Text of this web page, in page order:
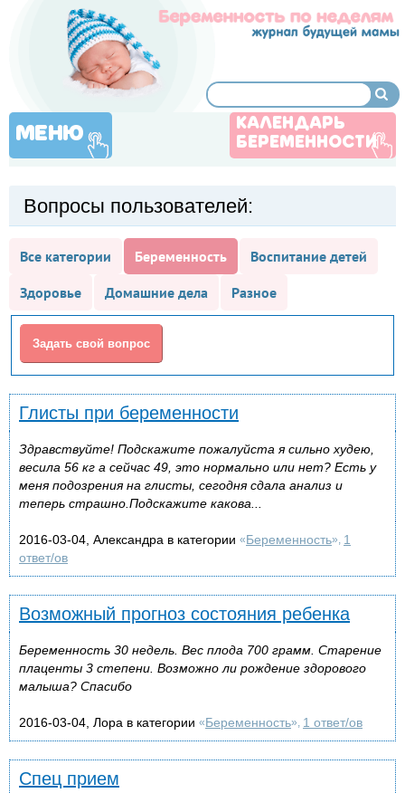
МЕНЮ
КАЛЕНДАРЬ
БЕРЕМЕННОСТИ
Вопросы пользователей:
Все категории Беременность
Воспитание детей
Здоровье
Домашние дела Разное
Задать свой вопрос
Глисты при беременности
Здравствуйте! Подскажите пожалуйста я сильно худею,
весила 56 кг а сейчас 49, это нормально или нет? Есть у
меня подозрения на глисты, сегодня сдала анализ и
теперь страшно.Подскажите какова...
2016-03-04, Александра в категории «Беременность», 1
ответ/ов
Возможный прогноз состояния ребенка
Беременность 30 недель. Вес плода 700 грамм. Старение
плаценты 3 степени. Возможно ли рождение здорового
малыша? Спасибо
2016-03-04, Лора в категории «Беременность», 1 ответ/ов
Спец прием